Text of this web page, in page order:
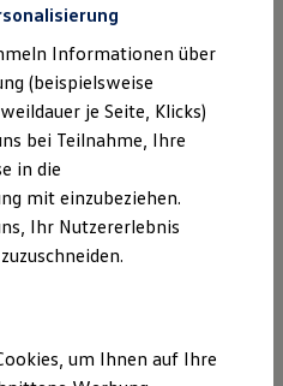
bei Volkswagen
Co. KG
Tobias R. Vogt
im Handelsregister
Stuttgart
DE234682918
Informationen über
(beispielsweise
je Seite, Klicks)
bei Teilnahme, Ihre
in die
mit einzubeziehen.
Ihr Nutzererlebnis
um Ihnen auf Ihre